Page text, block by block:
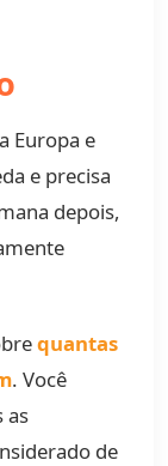
Europa e
e precisa
depois,
quantas
. Você
as
de